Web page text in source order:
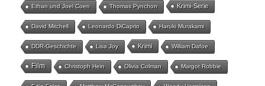
Ethan und Joel Coen Thomas Pynchon Krimi-Serie
David Mitchell Leonardo DiCaprio Haruki Murakami
DDR-Geschichte Lisa Joy Krimi William Dafoe
Film Christoph Hein Olivia Colman Margot Robbie